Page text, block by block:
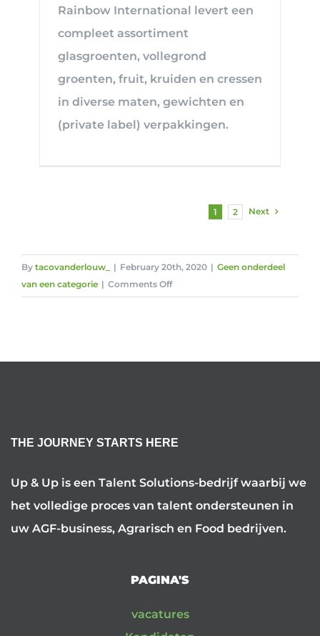
Rainbow International levert een
compleet assortiment
glasgroenten, vollegrond
groenten, fruit, kruiden en cressen
in diverse maten, gewichten en
(private label) verpakkingen.
1 2 Next
By tacovanderlouw_ | February 20th, 2020 | Geen onderdeel
van een categorie | Comments Offon
Delphy
THE JOURNEY STARTS HERE
Up & Up is een Talent Solutions-bedrijf waarbij we
het volledige proces van talent ondersteunen in
uw AGF-business, Agrarisch en Food bedrijven.
PAGINA'S
vacatures